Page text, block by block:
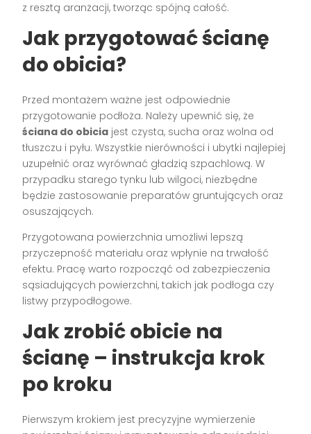
z resztą aranżacji, tworząc spójną całość.
Jak przygotować ścianę
do obicia?
Przed montażem ważne jest odpowiednie
przygotowanie podłoża. Należy upewnić się, że
ściana do obicia jest czysta, sucha oraz wolna od
tłuszczu i pyłu. Wszystkie nierówności i ubytki najlepiej
uzupełnić oraz wyrównać gładzią szpachlową. W
przypadku starego tynku lub wilgoci, niezbędne
będzie zastosowanie preparatów gruntujących oraz
osuszających.
Przygotowana powierzchnia umożliwi lepszą
przyczepność materiału oraz wpłynie na trwałość
efektu. Pracę warto rozpocząć od zabezpieczenia
sąsiadujących powierzchni, takich jak podłoga czy
listwy przypodłogowe.
Jak zrobić obicie na
ścianę – instrukcja krok
po kroku
Pierwszym krokiem jest precyzyjne wymierzenie